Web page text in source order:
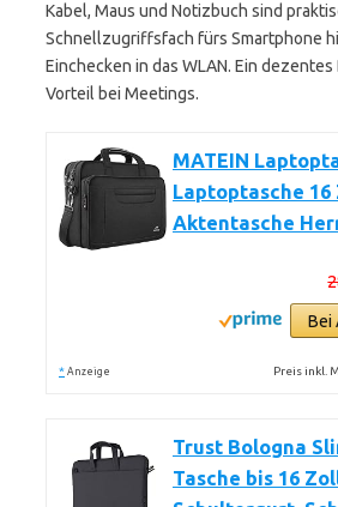
Kabel, Maus und Notizbuch sind
Schnellzugriffsfach fürs Smartphone
Einchecken in das WLAN. Ein
Vorteil bei Meetings.
MATEIN
Laptoptasche 16
Aktentasche
Bei
* Anzeige Preis inkl.
Trust Bologna
Tasche bis 16